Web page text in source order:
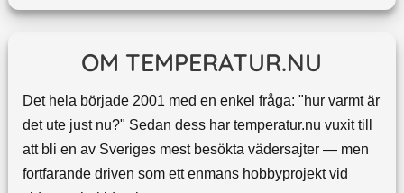
OM TEMPERATUR.NU
Det hela började 2001 med en enkel fråga: "hur varmt är
det ute just nu?" Sedan dess har temperatur.nu vuxit till
att bli en av Sveriges mest besökta vädersajter — men
fortfarande driven som ett enmans hobbyprojekt vid